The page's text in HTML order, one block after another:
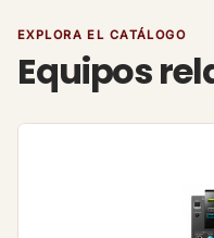
EXPLORA EL CATÁLOGO
Equipos